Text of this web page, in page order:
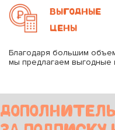
ВЫГОДНЫЕ
ЦЕНЫ
Благодаря большим
мы предлагаем выгодные